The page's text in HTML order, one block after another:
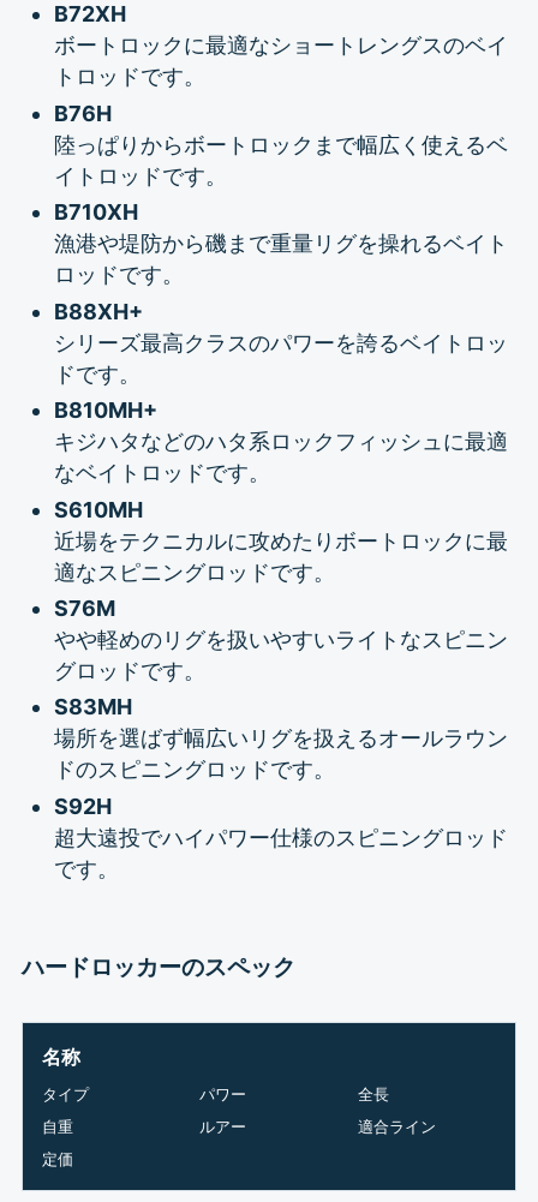
B72XH
ボートロックに最適なショートレングスのベイ
トロッドです。
B76H
陸っぱりからボートロックまで幅広く使えるベ
イトロッドです。
B710XH
漁港や堤防から磯まで重量リグを操れるベイト
ロッドです。
B88XH+
シリーズ最高クラスのパワーを誇るベイトロッ
ドです。
B810MH+
キジハタなどのハタ系ロックフィッシュに最適
なベイトロッドです。
S610MH
近場をテクニカルに攻めたりボートロックに最
適なスピニングロッドです。
S76M
やや軽めのリグを扱いやすいライトなスピニン
グロッドです。
S83MH
場所を選ばず幅広いリグを扱えるオールラウン
ドのスピニングロッドです。
S92H
超大遠投でハイパワー仕様のスピニングロッド
です。
ハードロッカーのスペック
名称
タイプ パワー
全長
自重
ルアー
適合ライン
定価